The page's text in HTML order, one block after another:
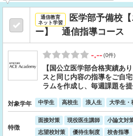
通信教育
ネット学習
医学部予備校
ー】 通信指導コース
-.--(0件)
【国公立医学部合格実績あ
スと同じ内容の指導をご自
ラムを作成し、毎週課題を提
対象学年 中学生 高校生 浪人生 大学生・
特徴
面接対策 現役医生講師 小論文対
志望校対策
優待生制度 校舎指導